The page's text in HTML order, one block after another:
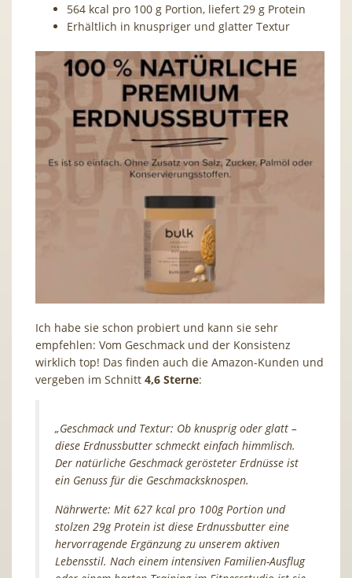
564 kcal pro 100 g Portion, liefert 29 g Protein
Erhältlich in knuspriger und glatter Textur
Ich habe sie schon probiert und kann sie sehr
empfehlen: Vom Geschmack und der Konsistenz
wirklich top! Das finden auch die Amazon-Kunden und
vergeben im Schnitt 4,6 Sterne:
„Geschmack und Textur: Ob knusprig oder glatt –
diese Erdnussbutter schmeckt einfach himmlisch.
Der natürliche Geschmack gerösteter Erdnüsse ist
ein Genuss für die Geschmacksknospen.
Nährwerte: Mit 627 kcal pro 100g Portion und
stolzen 29g Protein ist diese Erdnussbutter eine
hervorragende Ergänzung zu unserem aktiven
Lebensstil. Nach einem intensiven Familien-Ausflug